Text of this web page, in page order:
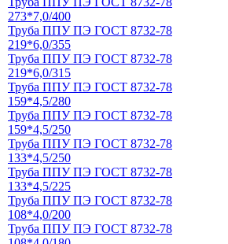
273*7,0/400
Труба ППУ ПЭ ГОСТ 8732-78
219*6,0/355
Труба ППУ ПЭ ГОСТ 8732-78
219*6,0/315
Труба ППУ ПЭ ГОСТ 8732-78
159*4,5/280
Труба ППУ ПЭ ГОСТ 8732-78
159*4,5/250
Труба ППУ ПЭ ГОСТ 8732-78
133*4,5/250
Труба ППУ ПЭ ГОСТ 8732-78
133*4,5/225
Труба ППУ ПЭ ГОСТ 8732-78
108*4,0/200
Труба ППУ ПЭ ГОСТ 8732-78